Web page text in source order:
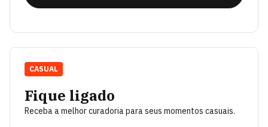
Fique ligado
Receba a melhor curadoria para seus momentos casuais.
CASUAL